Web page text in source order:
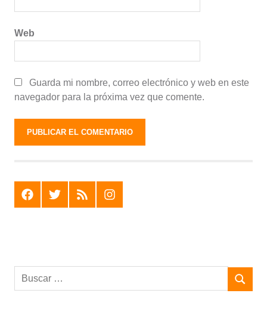
Web
Guarda mi nombre, correo electrónico y web en este
navegador para la próxima vez que comente.
F T R I